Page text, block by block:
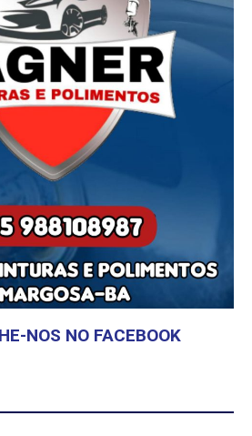
NOS NO FACEBOOK